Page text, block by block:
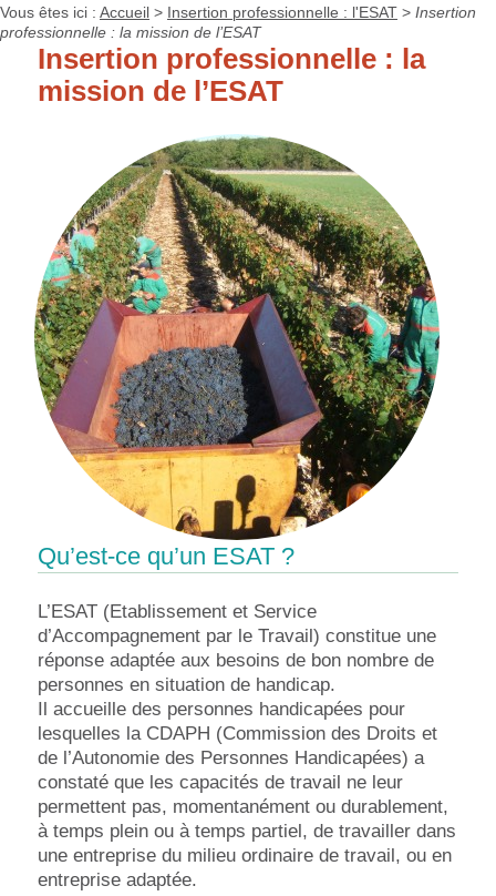
Vous êtes ici : Accueil > Insertion professionnelle : l'ESAT > Insertion
professionnelle : la mission de l’ESAT
Insertion professionnelle : la
mission de l’ESAT
Qu’est-ce qu’un ESAT ?
L’ESAT (Etablissement et Service
d’Accompagnement par le Travail) constitue une
réponse adaptée aux besoins de bon nombre de
personnes en situation de handicap.
Il accueille des personnes handicapées pour
lesquelles la CDAPH (Commission des Droits et
de l’Autonomie des Personnes Handicapées) a
constaté que les capacités de travail ne leur
permettent pas, momentanément ou durablement,
à temps plein ou à temps partiel, de travailler dans
une entreprise du milieu ordinaire de travail, ou en
entreprise adaptée.